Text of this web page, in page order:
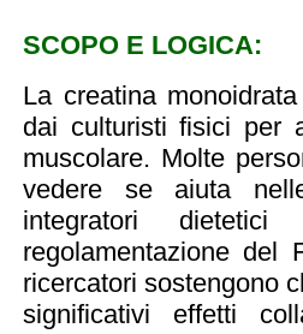
SCOPO E LOGICA:
La creatina
dai culturisti fisici per
muscolare. Molte
vedere se aiuta
integratori
regolamentazione del
ricercatori sostengono
significativi effetti